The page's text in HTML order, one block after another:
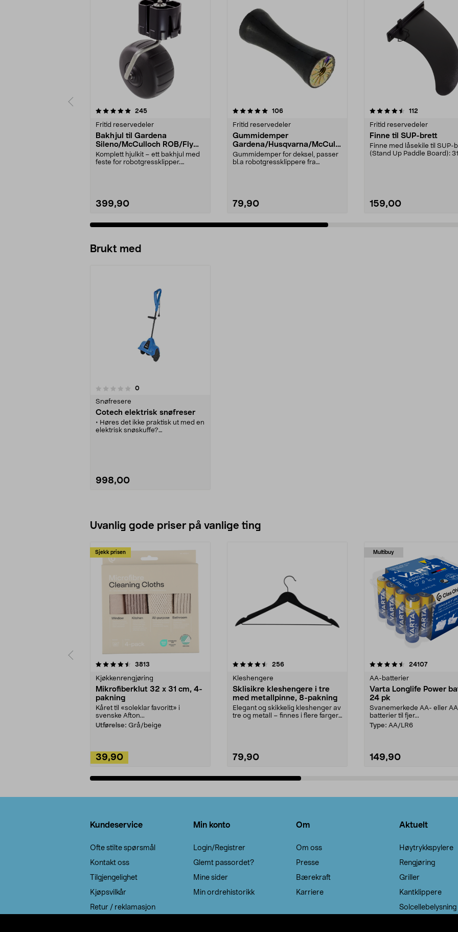
245anmeldelser
Fritid reservedeler
Bakhjul til Gardena
Sileno/McCulloch ROB/Flymo
Easilife
Komplett hjulkit – ett bakhjul med
feste for robotgressklipper.
399,90
5.0 av 5 stjerner 106anmeldelser
Fritid reservedeler
Gummidemper
Gardena/Husqvarna/McCullo
ch/Flymo
Gummidemper for deksel, passer
bl.a robotgressklippere fra
79,90
4.5 av 5 stjerner 112
Fritid reservedeler
Finne til SUP-brett
Finne med låsekile til SUP-
(Stand Up Paddle Board):
159,00
5.0 av 5 stjerner
Brukt med
0anmeldelser
Snøfresere
Cotech elektrisk snøfreser
• Høres det ikke praktisk ut med en
elektrisk snøskuffe?
998,00
Uvanlig gode priser på vanlige ting
Sjekk prisen
3813
Kjøkkenrengjøring
Mikrofiberklut 32 x 31 cm, 4-
pakning
Kåret til «soleklar favoritt» i
svenske Afton...
Utførelse: Grå/beige
39,90
4.5av 5 stjerner 256anmeldelser
Kleshengere
Sklisikre kleshengere i tre
med metallpinne, 8-pakning
Elegant og skikkelig kleshenger av
tre og metall – finnes i flere farger.
79,90
Multibuy
4.5av 5 stjerner 24107
AA-batterier
Varta Longlife Power
24 pk
Svanemerkede AA- eller
batterier til fjer...
Type: AA/LR6
149,90
4.5av 5 stjerner
Kundeservice
Ofte stilte spørsmål
Kontakt oss
Tilgjengelighet
Kjøpsvilkår
Retur / reklamasjon
Min konto
Login/Registrer
Glemt passordet?
Mine sider
Min ordrehistorikk
Om
Om oss
Presse
Bærekraft
Karriere
Aktuelt
Høytrykkspylere
Rengjøring
Griller
Kantklippere
Solcellebelysning